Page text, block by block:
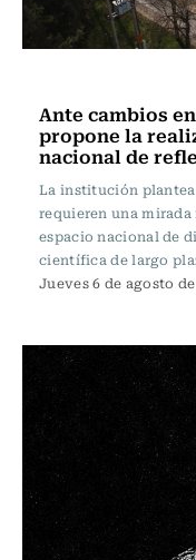
Ante cambios
propone la
nacional de
La institución
requieren una
espacio nacional de
científica de largo
Jueves 6 de agosto